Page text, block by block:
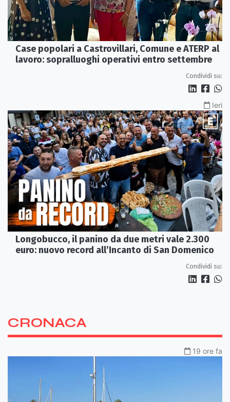
Case popolari a Castrovillari, Comune e ATERP al
lavoro: sopralluoghi operativi entro settembre
Condividi su:
Ieri
Longobucco, il panino da due metri vale 2.300
euro: nuovo record all’Incanto di San Domenico
Condividi su:
CRONACA
19 ore fa